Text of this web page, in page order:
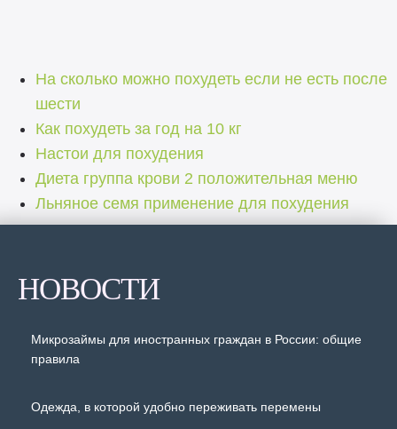
На сколько можно похудеть если не есть после
шести
Как похудеть за год на 10 кг
Настои для похудения
Диета группа крови 2 положительная меню
Льняное семя применение для похудения
НОВОСТИ
Микрозаймы для иностранных граждан в России: общие
правила
Одежда, в которой удобно переживать перемены